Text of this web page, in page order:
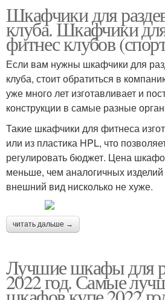
Шкафчики для
клуба. Шкафчики
фитнес клубов
Если вам нужны шкафчики для
клуба, стоит обратиться в
уже много лет изготавливает и
конструкции в самые разные
Такие шкафчики для фитнеса
или из пластика HPL, что
регулировать бюджет. Цена
меньше, чем аналогичных изделий
внешний вид нисколько не хуже.
читать дальше →
Лучшие шкафы для
2022 год. Самые